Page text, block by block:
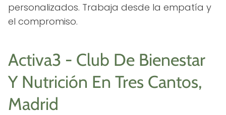
personalizados. Trabaja desde la empatía y
el compromiso.
Activa3 - Club De Bienestar
Y Nutrición En Tres Cantos,
Madrid